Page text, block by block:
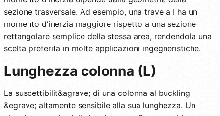
sezione trasversale. Ad esempio, una trave a I ha un
momento d'inerzia maggiore rispetto a una sezione
rettangolare semplice della stessa area, rendendola una
scelta preferita in molte applicazioni ingegneristiche.
Lunghezza colonna (L)
La suscettibilit&agrave; di una colonna al buckling
&egrave; altamente sensibile alla sua lunghezza. Un